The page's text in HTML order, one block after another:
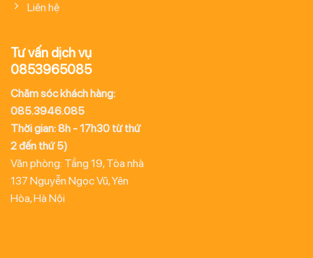
Liên hệ
Tư vấn dịch vụ
0853965085
Chăm sóc khách hàng:
085.3946.085
Thời gian: 8h - 17h30 từ thứ
2 đến thứ 5)
Văn phòng: Tầng 19, Tòa nhà
137 Nguyễn Ngọc Vũ, Yên
Hòa, Hà Nội